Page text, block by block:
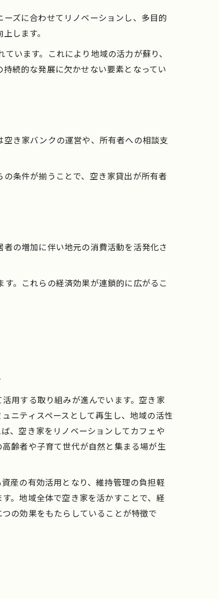
ズに合わせてリノベーションし、多目的
します。
います。これにより地域の活力が蘇り、
続的な発展に欠かせない要素となってい
き家バンクの運営や、所有者への相談支
条件が揃うことで、空き家貸出が所有者
の増加に伴い地元の消費活動を活発化さ
。これらの経済効果が連鎖的に広がるこ
用する取り組みが進んでいます。空き家
ニティスペースとして再生し、地域の活性
、空き家をリノベーションしてカフェや
齢者や子育て世代が自然と集まる場が生
産の有効活用となり、維持管理の負担軽
。地域全体で空き家を活かすことで、経
の効果をもたらしていることが特徴で